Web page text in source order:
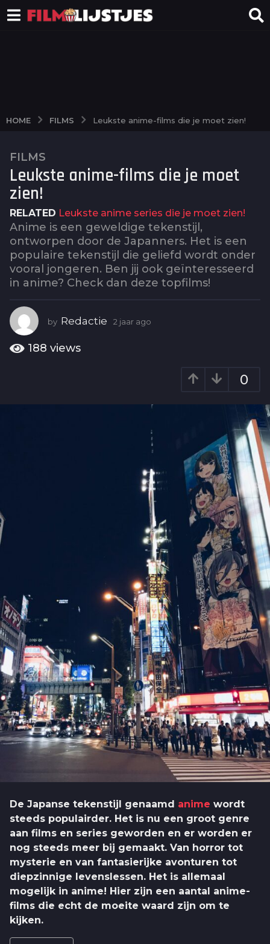
HOME FILMS Leukste anime-films die je moet zien!
2
j
a
r
a
g
o
2
j
a
r
a
FILMS
Leukste anime-films die je moet
zien!
RELATED Leukste anime series die je moet zien!
Anime is een geweldige tekenstijl,
ontworpen door de Japanners. Het is een
populaire tekenstijl die geliefd wordt onder
vooral jongeren. Ben jij ook geïnteresseerd
in anime? Check dan deze topfilms!
by Redactie 2 jaar ago
188 views
0
De Japanse tekenstijl genaamd anime wordt
steeds populairder. Het is nu een groot genre
aan films en series geworden en er worden er
nog steeds meer bij gemaakt. Van horror tot
mysterie en van fantasierijke avonturen tot
diepzinnige levenslessen. Het is allemaal
mogelijk in anime! Hier zijn een aantal anime-
films die echt de moeite waard zijn om te
kijken.